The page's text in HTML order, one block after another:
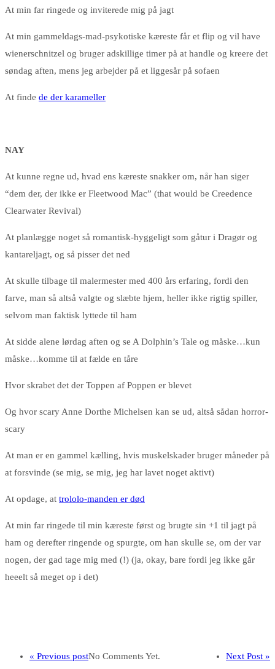
At min far ringede og inviterede mig på jagt
At min gammeldags-mad-psykotiske kæreste får et flip og vil have
wienerschnitzel og bruger adskillige timer på at handle og kreere det
søndag aften, mens jeg arbejder på et liggesår på sofaen
At finde de der karameller
NAY
At kunne regne ud, hvad ens kæreste snakker om, når han siger
“dem der, der ikke er Fleetwood Mac” (that would be Creedence
Clearwater Revival)
At planlægge noget så romantisk-hyggeligt som gåtur i Dragør og
kantareljagt, og så pisser det ned
At skulle tilbage til malermester med 400 års erfaring, fordi den
farve, man så altså valgte og slæbte hjem, heller ikke rigtig spiller,
selvom man faktisk lyttede til ham
At sidde alene lørdag aften og se A Dolphin’s Tale og måske…kun
måske…komme til at fælde en tåre
Hvor skrabet det der Toppen af Poppen er blevet
Og hvor scary Anne Dorthe Michelsen kan se ud, altså sådan horror-
scary
At man er en gammel kælling, hvis muskelskader bruger måneder på
at forsvinde (se mig, se mig, jeg har lavet noget aktivt)
At opdage, at trololo-manden er død
At min far ringede til min kæreste først og brugte sin +1 til jagt på
ham og derefter ringende og spurgte, om han skulle se, om der var
nogen, der gad tage mig med (!) (ja, okay, bare fordi jeg ikke går
heeelt så meget op i det)
« Previous post Next Post »
No Comments Yet.